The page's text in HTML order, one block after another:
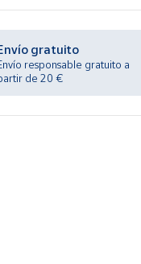
gratuito
responsable gratuito a
de 20 €